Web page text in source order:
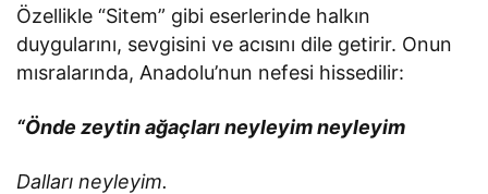
Özellikle “Sitem” gibi eserlerinde halkın
duygularını, sevgisini ve acısını dile getirir. Onun
mısralarında, Anadolu’nun nefesi hissedilir:
“Önde zeytin ağaçları neyleyim neyleyim
Dalları neyleyim.